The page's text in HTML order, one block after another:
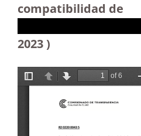
compatibilidad de
2023 )